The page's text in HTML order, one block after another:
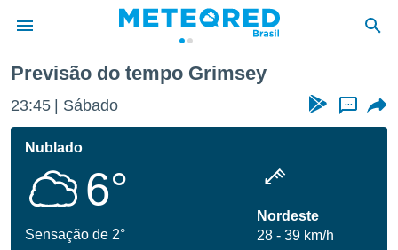
da
fornecidas
a este
Previsão do tempo Grimsey
23:45 Sábado ...
Nublado
6°
Sensação de 2°
Nordeste
28
39 km/h